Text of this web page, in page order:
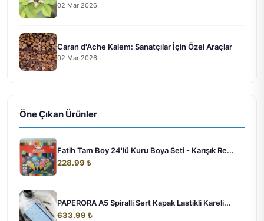
02 Mar 2026
Caran d'Ache Kalem: Sanatçılar İçin Özel Araçlar
02 Mar 2026
Öne Çıkan Ürünler
Fatih Tam Boy 24'lü Kuru Boya Seti - Karışık Re...
228.99 ₺
PAPERORA A5 Spiralli Sert Kapak Lastikli Kareli...
633.99 ₺